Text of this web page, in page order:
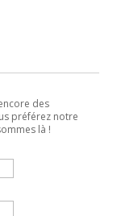
des
préférez notre
là !